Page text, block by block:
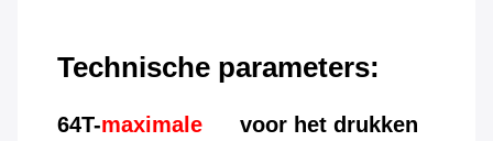
Technische parameters:
64T-maximale
voor het drukken